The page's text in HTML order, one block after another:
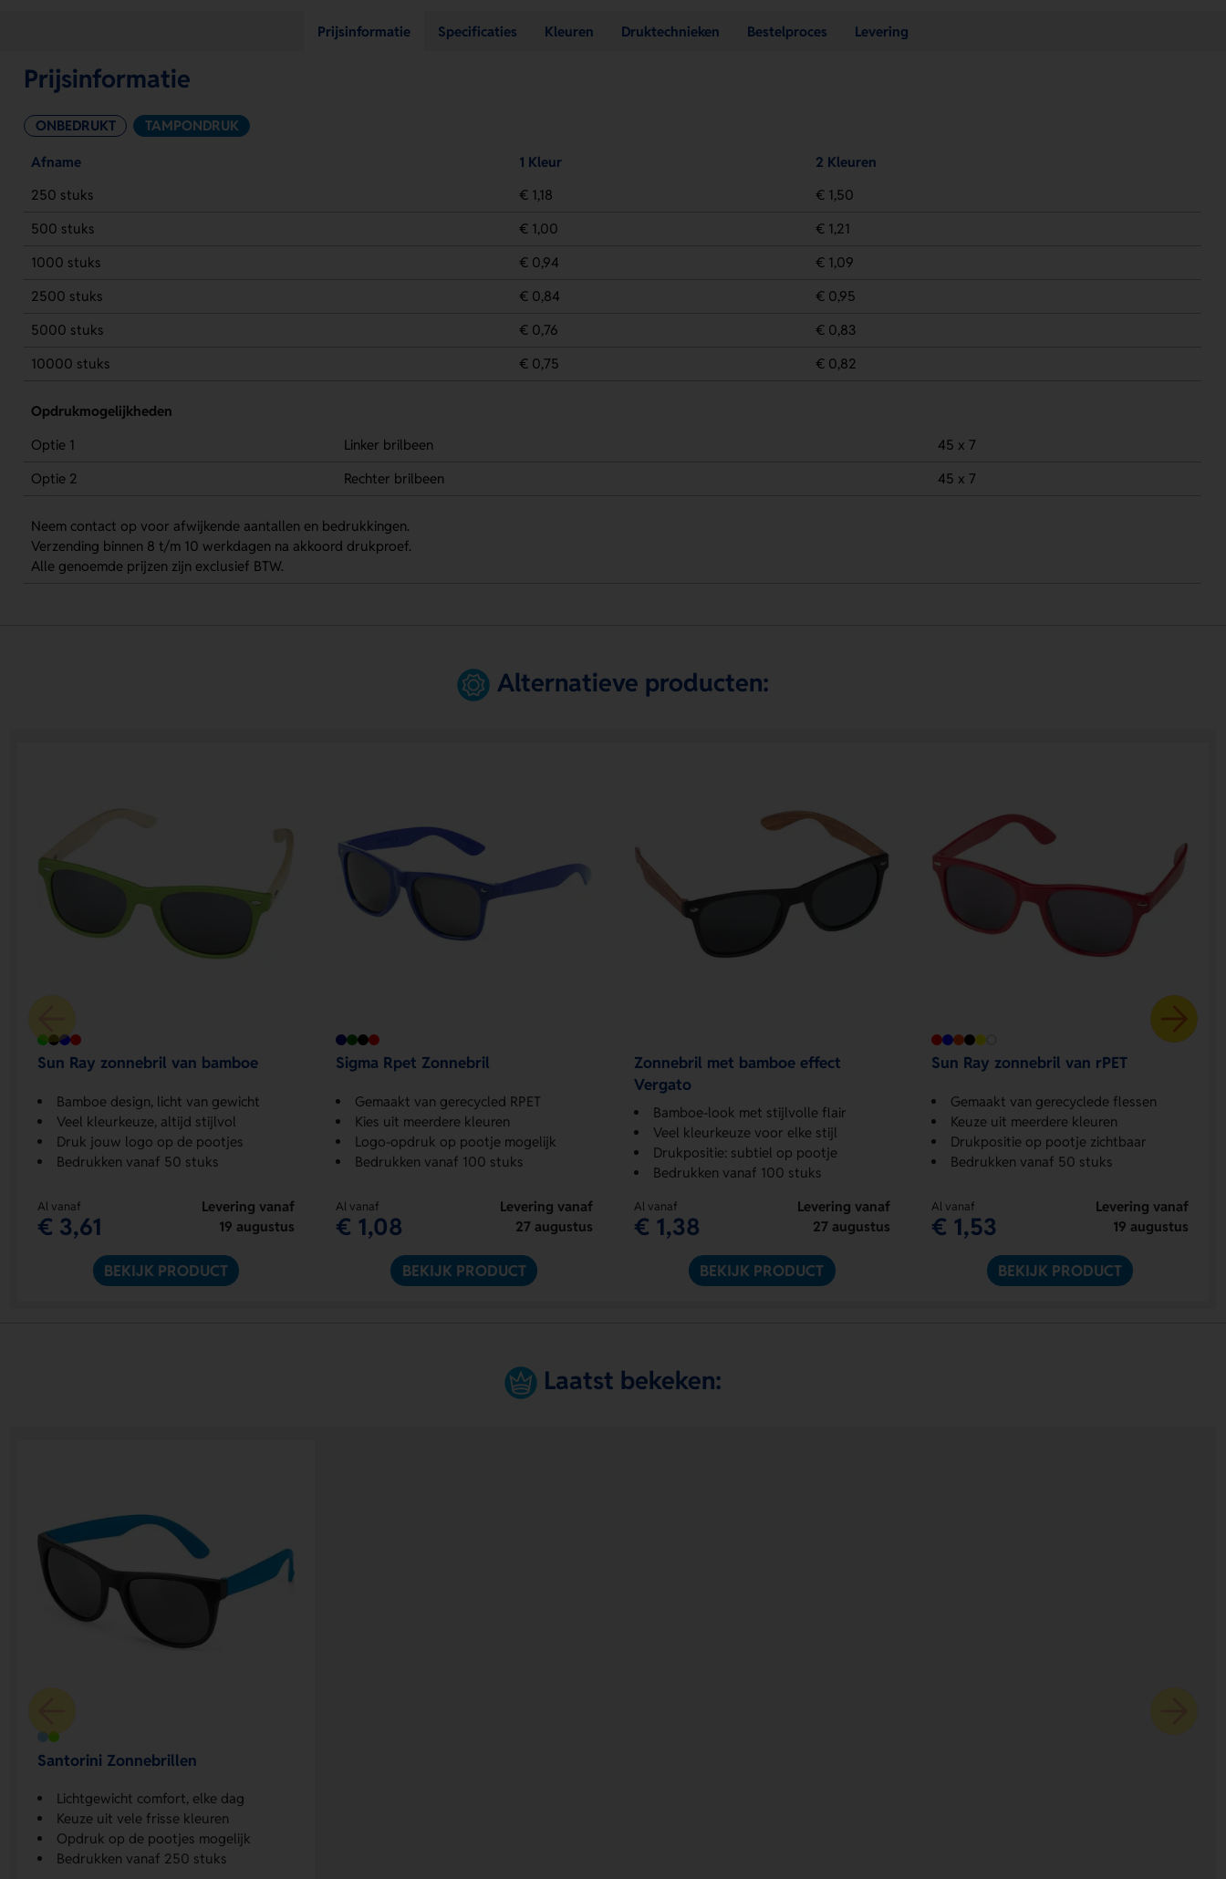
Prijsinformatie Specificaties Kleuren Druktechnieken Bestelproces Levering
Prijsinformatie
ONBEDRUKT TAMPONDRUK
Afname 1 Kleur
2 Kleuren
250 stuks
€ 1,18
€ 1,50
500 stuks
€ 1,00
€ 1,21
1000 stuks
€ 0,94
€ 1,09
2500 stuks
€ 0,84
€ 0,95
5000 stuks
€ 0,76
€ 0,83
10000 stuks
€ 0,75 € 0,82
Opdrukmogelijkheden
Optie 1
Linker brilbeen
45 x 7
Optie 2
Rechter brilbeen 45 x 7
Neem contact op voor afwijkende aantallen en bedrukkingen.
Verzending binnen 8 t/m 10 werkdagen na akkoord drukproef.
Alle genoemde prijzen zijn exclusief BTW.
Alternatieve producten:
Sun Ray zonnebril van bamboe
Bamboe design, licht van gewicht
Veel kleurkeuze, altijd stijlvol
Druk jouw logo op de pootjes
Bedrukken vanaf 50 stuks
Al vanaf
€ 3,61
Levering vanaf
19 augustus
BEKIJK PRODUCT
Sigma Rpet Zonnebril
Gemaakt van gerecycled RPET
Kies uit meerdere kleuren
Logo-opdruk op pootje mogelijk
Bedrukken vanaf 100 stuks
Al vanaf
€ 1,08
Levering vanaf
27 augustus
BEKIJK PRODUCT
Zonnebril met bamboe effect
Vergato
Bamboe-look met stijlvolle flair
Veel kleurkeuze voor elke stijl
Drukpositie: subtiel op pootje
Bedrukken vanaf 100 stuks
Al vanaf
€ 1,38
Levering vanaf
27 augustus
BEKIJK PRODUCT
Sun Ray zonnebril van rPET
Gemaakt van gerecyclede flessen
Keuze uit meerdere kleuren
Drukpositie op pootje zichtbaar
Bedrukken vanaf 50 stuks
Al vanaf
€ 1,53
Levering vanaf
19 augustus
BEKIJK PRODUCT
Laatst bekeken:
Santorini Zonnebrillen
Lichtgewicht comfort, elke dag
Keuze uit vele frisse kleuren
Opdruk op de pootjes mogelijk
Bedrukken vanaf 250 stuks